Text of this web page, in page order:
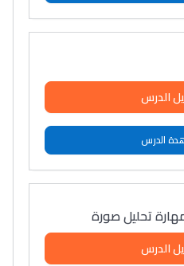
الدرس
الدرس
تحليل صورة
الدرس